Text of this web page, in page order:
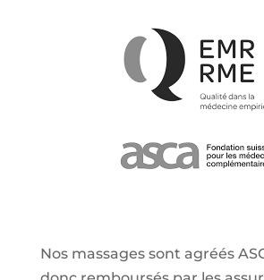
Nos massages sont agréés